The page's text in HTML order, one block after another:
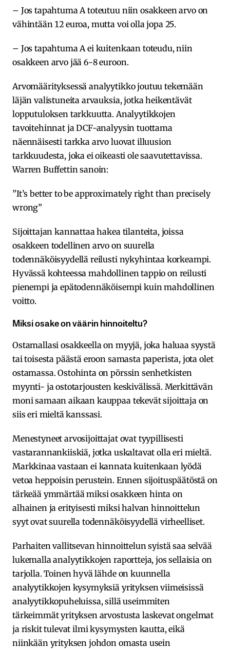
– Jos tapahtuma A toteutuu niin osakkeen arvo on
vähintään 12 euroa, mutta voi olla jopa 25.
– Jos tapahtuma A ei kuitenkaan toteudu, niin
osakkeen arvo jää 6-8 euroon.
Arvomäärityksessä analyytikko joutuu tekemään
läjän valistuneita arvauksia, jotka heikentävät
lopputuloksen tarkkuutta. Analyytikkojen
tavoitehinnat ja DCF-analyysin tuottama
näennäisesti tarkka arvo luovat illuusion
tarkkuudesta, joka ei oikeasti ole saavutettavissa.
Warren Buffettin sanoin:
”It’s better to be approximately right than precisely
wrong”
Sijoittajan kannattaa hakea tilanteita, joissa
osakkeen todellinen arvo on suurella
todennäköisyydellä reilusti nykyhintaa korkeampi.
Hyvässä kohteessa mahdollinen tappio on reilusti
pienempi ja epätodennäköisempi kuin mahdollinen
voitto.
Miksi osake on väärin hinnoiteltu?
Ostamallasi osakkeella on myyjä, joka haluaa syystä
tai toisesta päästä eroon samasta paperista, jota olet
ostamassa. Ostohinta on pörssin senhetkisten
myynti- ja ostotarjousten keskivälissä. Merkittävän
moni samaan aikaan kauppaa tekevät sijoittaja on
siis eri mieltä kanssasi.
Menestyneet arvosijoittajat ovat tyypillisesti
vastarannankiiskiä, jotka uskaltavat olla eri mieltä.
Markkinaa vastaan ei kannata kuitenkaan lyödä
vetoa heppoisin perustein. Ennen sijoituspäätöstä on
tärkeää ymmärtää miksi osakkeen hinta on
alhainen ja erityisesti miksi halvan hinnoittelun
syyt ovat suurella todennäköisyydellä virheelliset.
Parhaiten vallitsevan hinnoittelun syistä saa selvää
lukemalla analyytikkojen raportteja, jos sellaisia on
tarjolla. Toinen hyvä lähde on kuunnella
analyytikkojen kysymyksiä yrityksen viimeisissä
analyytikkopuheluissa, sillä useimmiten
tärkeimmät yrityksen arvostusta laskevat ongelmat
ja riskit tulevat ilmi kysymysten kautta, eikä
niinkään yrityksen johdon omasta usein